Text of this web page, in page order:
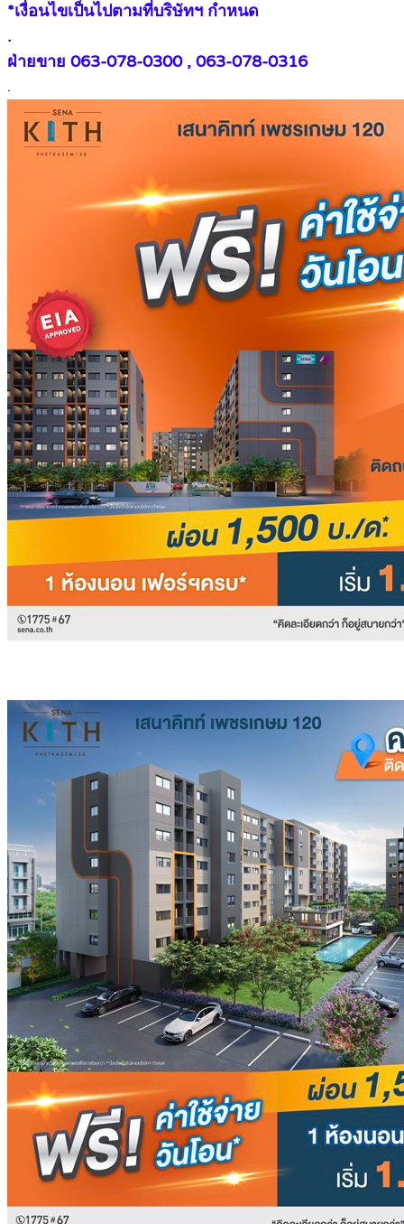
*เงื่อนไขเป็นไปตามที่บริษัทฯ กำหนด
.
ฝ่ายขาย 063-078-0300 , 063-078-0316
.